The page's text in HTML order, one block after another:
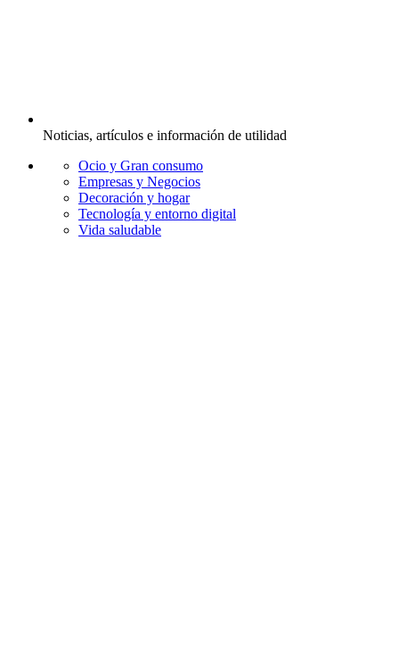
Noticias, artículos e información de utilidad
Ocio y Gran consumo
Empresas y Negocios
Decoración y hogar
Tecnología y entorno digital
Vida saludable